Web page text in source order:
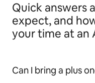
Quick answers
expect, and
your time at an
Can I bring a plus